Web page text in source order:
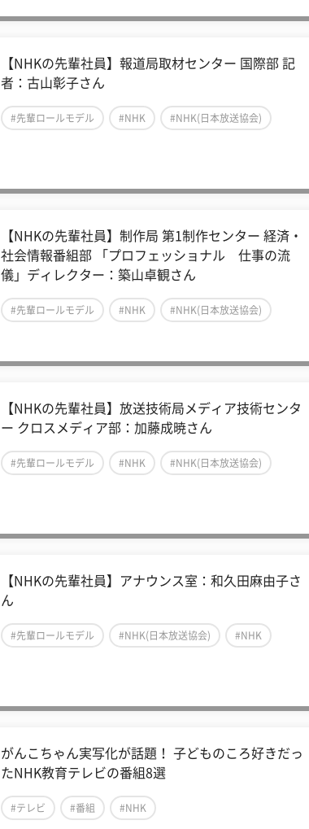
【NHKの先輩社員】報道局取材センター 国際部 記
者：古山彰子さん
#先輩ロールモデル #NHK #NHK(日本放送協会)
【NHKの先輩社員】制作局 第1制作センター 経済・
社会情報番組部 「プロフェッショナル 仕事の流
儀」ディレクター：築山卓観さん
#先輩ロールモデル #NHK #NHK(日本放送協会)
【NHKの先輩社員】放送技術局メディア技術センタ
ー クロスメディア部：加藤成暁さん
#先輩ロールモデル #NHK #NHK(日本放送協会)
【NHKの先輩社員】アナウンス室：和久田麻由子さ
ん
#先輩ロールモデル #NHK(日本放送協会) #NHK
がんこちゃん実写化が話題！ 子どものころ好きだっ
たNHK教育テレビの番組8選
#テレビ #番組 #NHK